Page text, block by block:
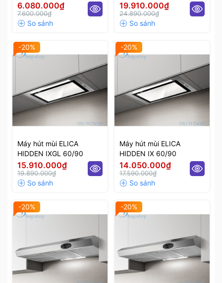
6.080.000₫
7.600.000₫
19.910.000₫
24.890.000₫
-20%
Máy hút mùi ELICA
HIDDEN IXGL 60/90
15.910.000₫
19.890.000₫
-20%
Máy hút mùi ELICA
HIDDEN IX 60/90
14.050.000₫
17.590.000₫
-20% -20%